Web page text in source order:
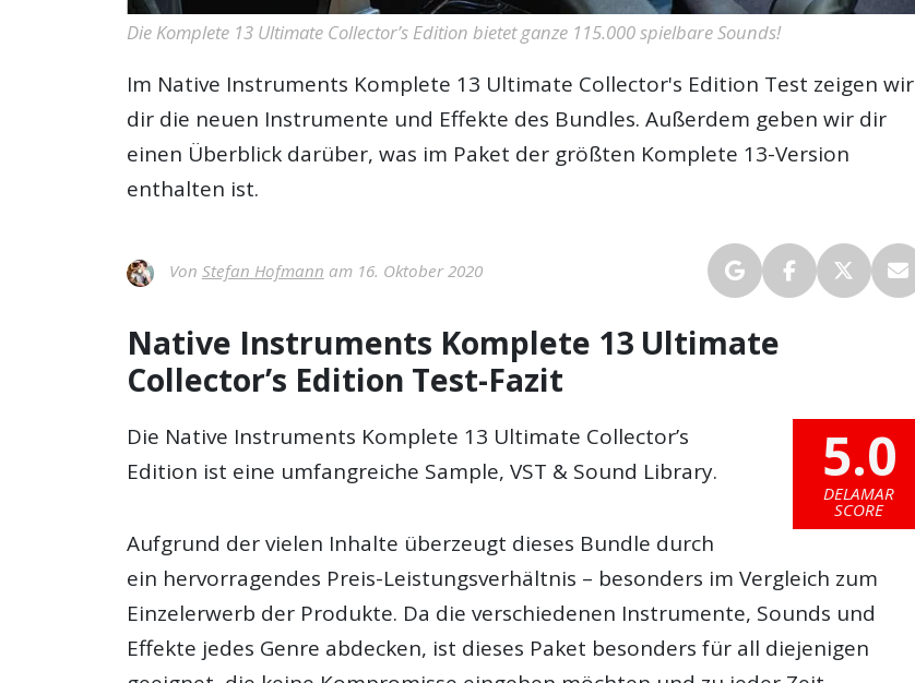
Die Komplete 13 Ultimate Collector’s Edition bietet ganze 115.000 spielbare Sounds!
Im Native Instruments Komplete 13 Ultimate Collector's Edition Test zeigen wir
dir die neuen Instrumente und Effekte des Bundles. Außerdem geben wir dir
einen Überblick darüber, was im Paket der größten Komplete 13-Version
enthalten ist.
Von Stefan Hofmann am 16. Oktober 2020
Native Instruments Komplete 13 Ultimate
Collector’s Edition Test-Fazit
5.0
DELAMAR
SCORE
Die Native Instruments Komplete 13 Ultimate Collector’s
Edition ist eine umfangreiche Sample, VST & Sound Library.
Aufgrund der vielen Inhalte überzeugt dieses Bundle durch
ein hervorragendes Preis-Leistungsverhältnis – besonders im Vergleich zum
Einzelerwerb der Produkte. Da die verschiedenen Instrumente, Sounds und
Effekte jedes Genre abdecken, ist dieses Paket besonders für all diejenigen